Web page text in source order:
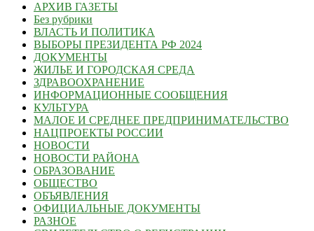
АРХИВ ГАЗЕТЫ
Без рубрики
ВЛАСТЬ И ПОЛИТИКА
ВЫБОРЫ ПРЕЗИДЕНТА РФ 2024
ДОКУМЕНТЫ
ЖИЛЬЕ И ГОРОДСКАЯ СРЕДА
ЗДРАВООХРАНЕНИЕ
ИНФОРМАЦИОННЫЕ СООБЩЕНИЯ
КУЛЬТУРА
МАЛОЕ И СРЕДНЕЕ ПРЕДПРИНИМАТЕЛЬСТВО
НАЦПРОЕКТЫ РОССИИ
НОВОСТИ
НОВОСТИ РАЙОНА
ОБРАЗОВАНИЕ
ОБЩЕСТВО
ОБЪЯВЛЕНИЯ
ОФИЦИАЛЬНЫЕ ДОКУМЕНТЫ
РАЗНОЕ